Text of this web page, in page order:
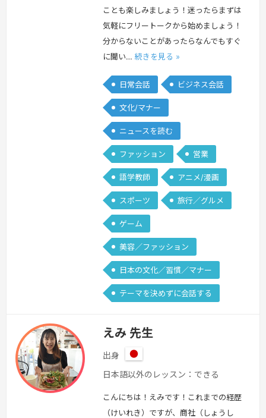
ことも楽しみましょう！迷ったらまずは
気軽にフリートークから始めましょう！
分からないことがあったらなんでもすぐ
に聞い… 続きを見る »
日常会話 ビジネス会話
文化/マナー
ニュースを読む
ファッション 営業
語学教師 アニメ/漫画
スポーツ 旅行／グルメ
ゲーム
美容／ファッション
日本の文化／習慣／マナー
テーマを決めずに会話する
えみ 先生
出身
日
本
日本語以外のレッスン：できる
こんにちは！えみです！これまでの経歴
（けいれき）ですが、商社（しょうし